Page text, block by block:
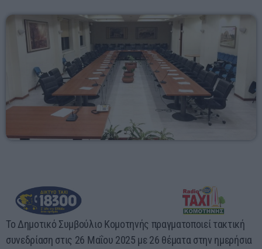
Αγροτικά
Τραγούδια της Θράκης
Επικοινωνία
ΕΡΚΟ
Mixed by Giorgos
23:40 - 23:55
Το Δημοτικό Συμβούλιο Κομοτηνής πραγματοποιεί τακτική
συνεδρίαση στις 26 Μαΐου 2025 με 26 θέματα στην ημερήσια